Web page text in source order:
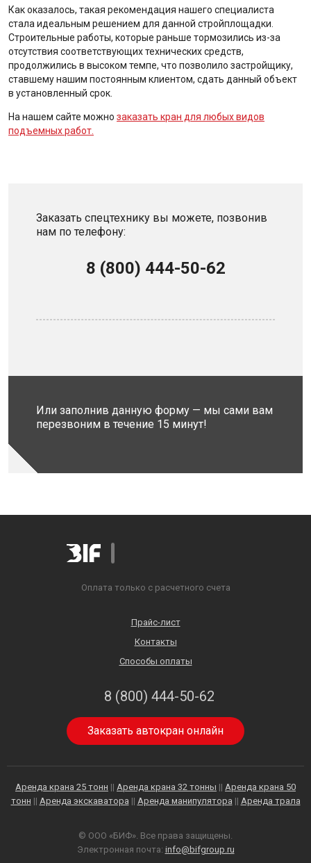
Как оказалось, такая рекомендация нашего специалиста
стала идеальным решением для данной стройплощадки.
Строительные работы, которые раньше тормозились из-за
отсутствия соответствующих технических средств,
продолжились в высоком темпе, что позволило застройщику,
ставшему нашим постоянным клиентом, сдать данный объект
в установленный срок.
На нашем сайте можно заказать кран для любых видов
подъемных работ.
Заказать спецтехнику вы можете, позвонив
нам по телефону:
8 (800) 444-50-62
Или заполнив данную форму — мы сами вам
перезвоним в течение 15 минут!
Оплата только с расчетного счета
Прайс-лист
Контакты
Способы оплаты
8 (800) 444-50-62
Заказать автокран онлайн
Аренда крана 25 тонн || Аренда крана 32 тонны || Аренда крана 50
тонн || Аренда экскаватора || Аренда манипулятора || Аренда трала
© ООО «БИФ». Все права защищены.
Электронная почта: info@bifgroup.ru